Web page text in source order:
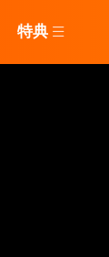
特典